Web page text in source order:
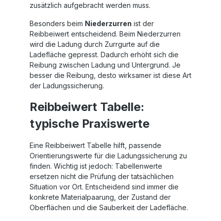
zusätzlich aufgebracht werden muss.
Besonders beim Niederzurren ist der
Reibbeiwert entscheidend. Beim Niederzurren
wird die Ladung durch Zurrgurte auf die
Ladefläche gepresst. Dadurch erhöht sich die
Reibung zwischen Ladung und Untergrund. Je
besser die Reibung, desto wirksamer ist diese Art
der Ladungssicherung.
Reibbeiwert Tabelle:
typische Praxiswerte
Eine Reibbeiwert Tabelle hilft, passende
Orientierungswerte für die Ladungssicherung zu
finden. Wichtig ist jedoch: Tabellenwerte
ersetzen nicht die Prüfung der tatsächlichen
Situation vor Ort. Entscheidend sind immer die
konkrete Materialpaarung, der Zustand der
Oberflächen und die Sauberkeit der Ladefläche.